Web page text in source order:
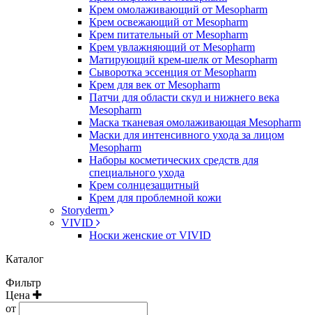
Крем омолаживающий от Mesopharm
Крем освежающий от Mesopharm
Крем питательный от Mesopharm
Крем увлажняющий от Mesopharm
Матирующий крем-шелк от Mesopharm
Сыворотка эссенция от Mesopharm
Крем для век от Mesopharm
Патчи для области скул и нижнего века
Mesopharm
Маска тканевая омолаживающая Mesopharm
Маски для интенсивного ухода за лицом
Mesopharm
Наборы косметических средств для
специального ухода
Крем солнцезащитный
Крем для проблемной кожи
Storyderm
VIVID
Носки женские от VIVID
Каталог
Фильтр
Цена
от